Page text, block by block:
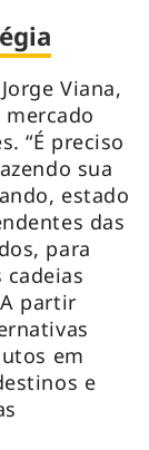
Viana,
“É preciso
sua
estado
das
para
partir
em
e